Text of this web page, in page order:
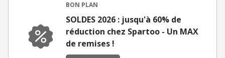
BON PLAN
SOLDES 2026 : jusqu'à 60% de
réduction chez Spartoo - Un MAX
de remises !